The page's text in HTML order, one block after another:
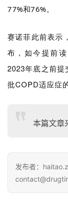
D
资
平
台
l
登录
77%和76%。
赛诺菲此前表示
布，如今提前读
2023年底之前提
批COPD适应症
本篇文章
发布者：